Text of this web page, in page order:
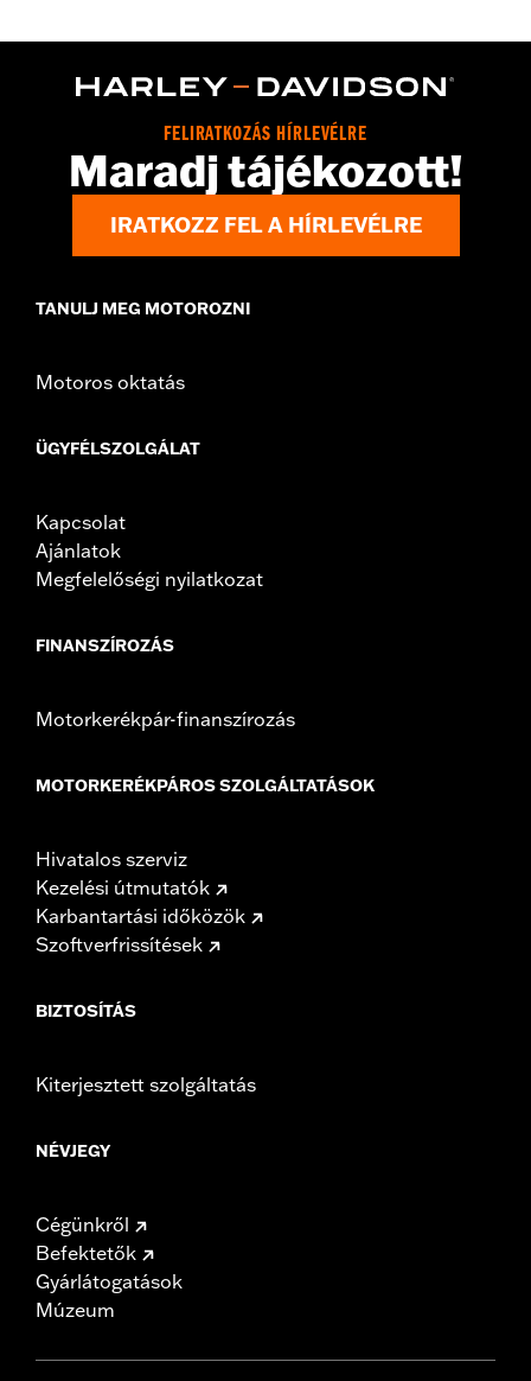
Dimension Description:4.5" H x 4" L x 6" W
FELIRATKOZÁS HÍRLEVÉLRE
Maradj tájékozott!
IRATKOZZ FEL A HÍRLEVÉLRE
TANULJ MEG MOTOROZNI
Motoros oktatás
ÜGYFÉLSZOLGÁLAT
Kapcsolat
Ajánlatok
Megfelelőségi nyilatkozat
FINANSZÍROZÁS
Motorkerékpár-finanszírozás
MOTORKERÉKPÁROS SZOLGÁLTATÁSOK
Hivatalos szerviz
Kezelési útmutatók
Karbantartási időközök
Szoftverfrissítések
BIZTOSÍTÁS
Kiterjesztett szolgáltatás
NÉVJEGY
Cégünkről
Befektetők
Gyárlátogatások
Múzeum